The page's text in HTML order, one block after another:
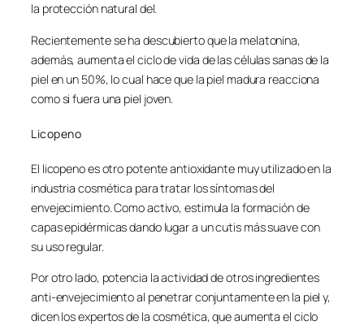
la protección natural del.
Recientemente se ha descubierto que la melatonina,
además, aumenta el ciclo de vida de las células sanas de la
piel en un 50%, lo cual hace que la piel madura reacciona
como si fuera una piel joven.
Licopeno
El licopeno es otro potente antioxidante muy utilizado en la
industria cosmética para tratar los síntomas del
envejecimiento. Como activo, estimula la formación de
capas epidérmicas dando lugar a un cutis más suave con
su uso regular.
Por otro lado, potencia la actividad de otros ingredientes
anti-envejecimiento al penetrar conjuntamente en la piel y,
dicen los expertos de la cosmética, que aumenta el ciclo